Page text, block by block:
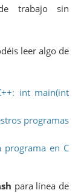
trabajo sin
leer algo de
int main(int
programas
programa en C
para línea de